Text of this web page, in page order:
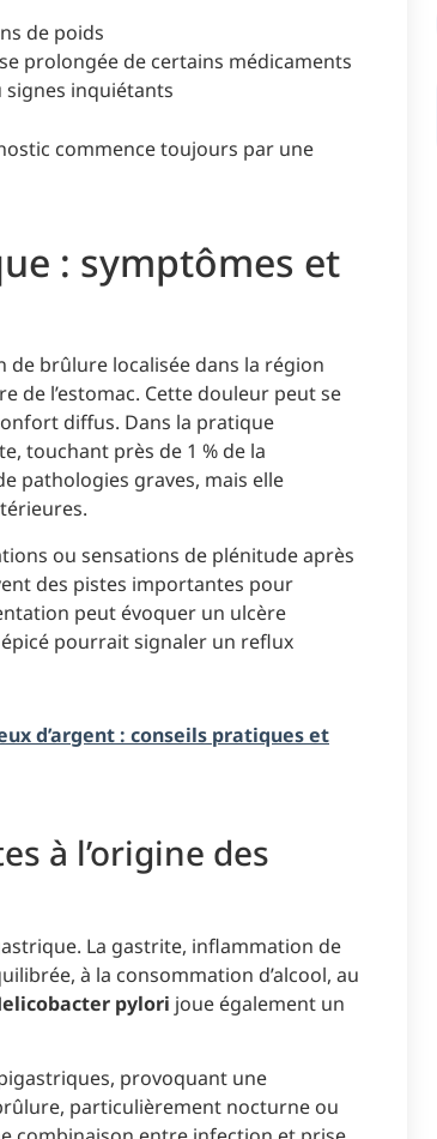
de poids
prolongée de certains médicaments
signes inquiétants
commence toujours par une
: symptômes et
de brûlure localisée dans la région
de l’estomac. Cette douleur peut se
diffus. Dans la pratique
touchant près de 1 % de la
pathologies graves, mais elle
ou sensations de plénitude après
des pistes importantes pour
peut évoquer un ulcère
pourrait signaler un reflux
d’argent : conseils pratiques et
à l’origine des
La gastrite, inflammation de
à la consommation d’alcool, au
pylori joue également un
provoquant une
particulièrement nocturne ou